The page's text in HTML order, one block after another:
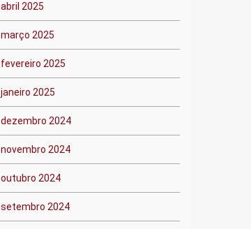
abril 2025
março 2025
fevereiro 2025
janeiro 2025
dezembro 2024
novembro 2024
outubro 2024
setembro 2024